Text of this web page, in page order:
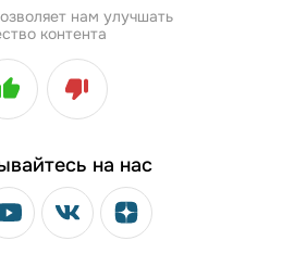
нам улучшать
контента
на нас